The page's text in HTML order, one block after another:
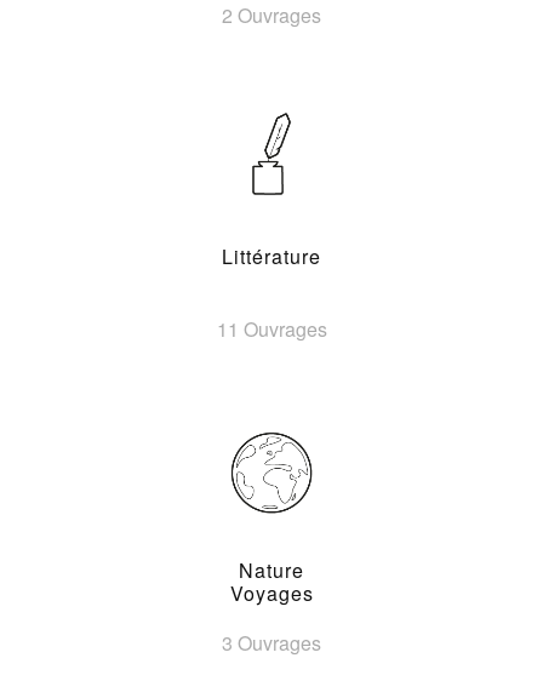
2 Ouvrages
Littérature
11 Ouvrages
Nature
Voyages
3 Ouvrages